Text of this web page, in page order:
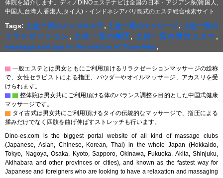
体院を紹介します。ディノDINOエステナビは全国の日本・アジアン系(韓国人,
中国人,台湾人,香港人,タイ人)・インドネシアバリ島式のエステ総合検索サイト
Tags: 土佐一宮のメンズエステ, 土佐一宮のマッサージ, 土佐一宮の
リラクゼーション, 土佐一宮の指圧, 土佐一宮の男性エステ,
massage and spa in the station of Tosa-Ikku,
▇ 一般エステとは男女ともにご利用頂けるリラクゼーションマッサージの総称
で、女性セラピストによる指圧、パウダーやオイルマッサージ、アカスリを受
けられます。
▇ ▇ 整体院は男女共にご利用頂ける体のバランス調整を目的とした中国式健康
マッサージです。
▇ タイ古式は男女共にご利用頂けるタイの伝統的なマッサージで、指圧による
揉みだけでなく四肢を曲げ伸ばすストレッチも行います。
Dino-es.com is the biggest portal website of all kind of massage clubs
(Japanese, Asian, Chinese, Korean, Thai) in the whole Japan (Hokkaido,
Tokyo, Nagoya, Osaka, Kyoto, Sapporo, Okinawa, Fukuoka, Akita, Shinjuku,
Akihabara and other provinces or cities), and known as the fastest way for
Japanese and foreigners who are looking to have a relaxation and massaging